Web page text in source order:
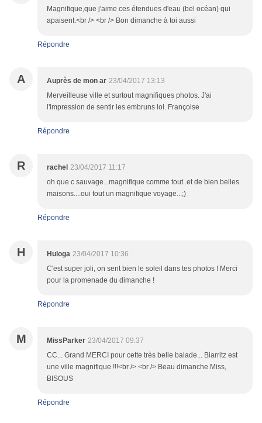
Magnifique,que j'aime ces étendues d'eau (bel océan) qui
apaisent.<br /> <br /> Bon dimanche à toi aussi
Répondre
A Auprès de mon ar 23/04/2017 13:13
Merveilleuse ville et surtout magnifiques photos. J'ai
l'impression de sentir les embruns lol. Françoise
Répondre
R rachel 23/04/2017 11:17
oh que c sauvage...magnifique comme tout..et de bien belles
maisons....oui tout un magnifique voyage...;)
Répondre
H Huloga 23/04/2017 10:36
C'est super joli, on sent bien le soleil dans tes photos ! Merci
pour la promenade du dimanche !
Répondre
M MissParker 23/04/2017 09:37
CC... Grand MERCI pour cette très belle balade... Biarritz est
une ville magnifique !!!<br /> <br /> Beau dimanche Miss,
BISOUS
Répondre